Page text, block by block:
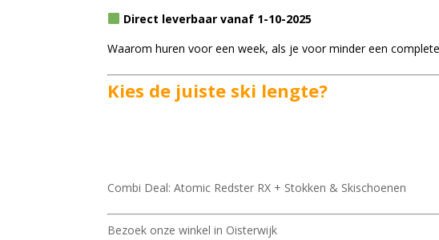
Direct leverbaar vanaf 1-10-2025
Waarom huren voor een week, als je voor minder een
Kies de juiste ski lengte?
Combi Deal: Atomic Redster RX + Stokken & Skischoenen
Bezoek onze winkel in Oisterwijk